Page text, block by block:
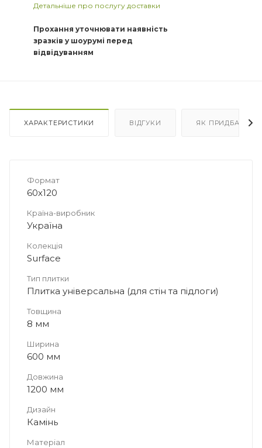
Детальніше про послугу доставки
Прохання уточнювати наявність
зразків у шоурумі перед
відвідуванням
ХАРАКТЕРИСТИКИ ВІДГУКИ ЯК ПРИДБАТИ
Формат
60х120
Країна-виробник
Україна
Колекція
Surface
Тип плитки
Плитка універсальна (для стін та підлоги)
Товщина
8 мм
Ширина
600 мм
Довжина
1200 мм
Дизайн
Камінь
Матеріал